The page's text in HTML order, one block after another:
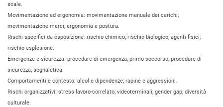
scale.
Movimentazione ed ergonomia: movimentazione manuale dei carichi;
movimentazione merci; ergonomia e postura.
Rischi specifici da esposizione: rischio chimico; rischio biologico; agenti fisici;
rischio esplosione.
Emergenze e sicurezza: procedure di emergenza; primo soccorso; procedure di
sicurezza; segnaletica.
Comportamenti e contesto: alcol e dipendenze; rapine e aggressioni.
Rischi organizzativi: stress lavoro-correlato; videoterminali; gender gap; diversità
culturale.